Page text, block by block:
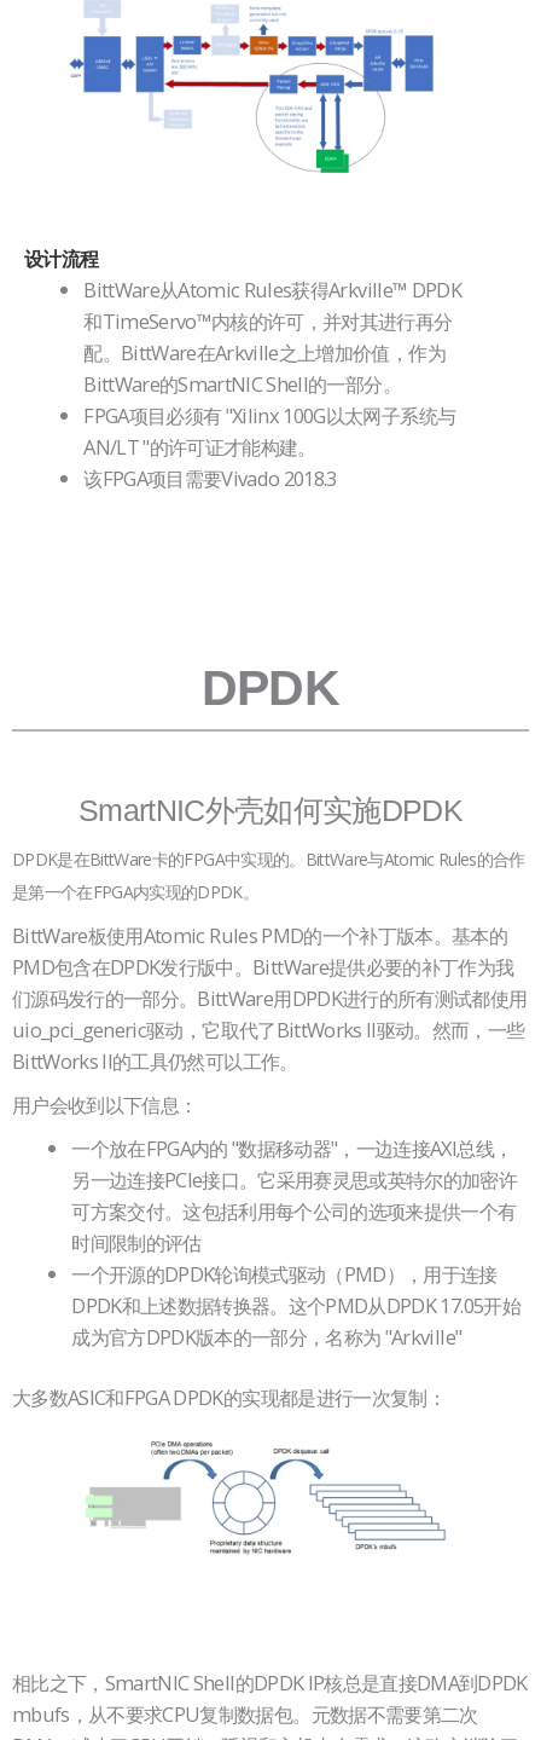
设计流程
BittWare从Atomic Rules获得Arkville™ DPDK
和TimeServo™内核的许可，并对其进行再分
配。BittWare在Arkville之上增加价值，作为
BittWare的SmartNIC Shell的一部分。
FPGA项目必须有 "Xilinx 100G以太网子系统与
AN/LT "的许可证才能构建。
该FPGA项目需要Vivado 2018.3
DPDK
SmartNIC外壳如何实施DPDK
DPDK是在BittWare卡的FPGA中实现的。BittWare与Atomic Rules的合作
是第一个在FPGA内实现的DPDK。
BittWare板使用Atomic Rules PMD的一个补丁版本。基本的
PMD包含在DPDK发行版中。BittWare提供必要的补丁作为我
们源码发行的一部分。BittWare用DPDK进行的所有测试都使用
uio_pci_generic驱动，它取代了BittWorks II驱动。然而，一些
BittWorks II的工具仍然可以工作。
用户会收到以下信息：
一个放在FPGA内的 "数据移动器"，一边连接AXI总线，
另一边连接PCIe接口。它采用赛灵思或英特尔的加密许
可方案交付。这包括利用每个公司的选项来提供一个有
时间限制的评估
一个开源的DPDK轮询模式驱动（PMD），用于连接
DPDK和上述数据转换器。这个PMD从DPDK 17.05开始
成为官方DPDK版本的一部分，名称为 "Arkville"
大多数ASIC和FPGA DPDK的实现都是进行一次复制：
相比之下，SmartNIC Shell的DPDK IP核总是直接DMA到DPDK
mbufs，从不要求CPU复制数据包。元数据不需要第二次